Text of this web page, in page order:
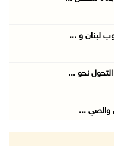
لبنان و ...
نحو ...
والصي ...